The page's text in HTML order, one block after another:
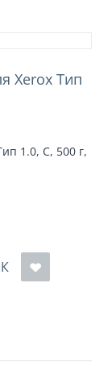
Xerox Тип
1.0, C, 500 г,